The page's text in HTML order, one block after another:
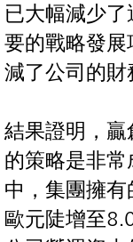
已大幅減少
要的戰略發展
減了公司的財
結果證明，
的策略是非
中，集團擁
歐元陡增至